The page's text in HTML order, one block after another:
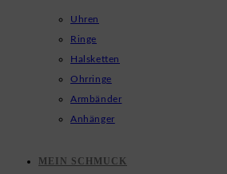
Uhren
Ringe
Halsketten
Ohrringe
Armbänder
Anhänger
MEIN SCHMUCK